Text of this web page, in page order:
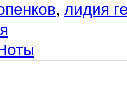
, лидия